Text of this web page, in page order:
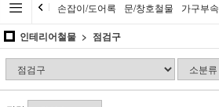
손잡이/도어록 문/창호철물 가구부속
인테리어철물 점검구